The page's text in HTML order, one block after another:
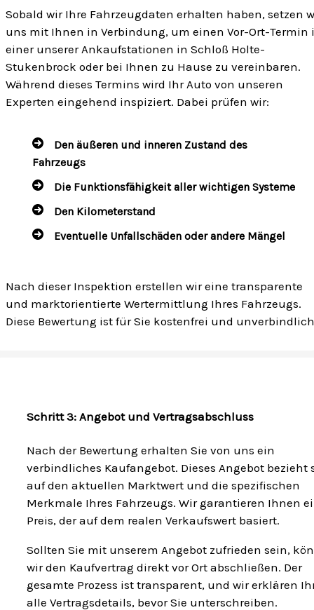
Sobald wir Ihre Fahrzeugdaten erhalten haben, setzen
uns mit Ihnen in Verbindung, um einen Vor-Ort-Termin
einer unserer Ankaufstationen in Schloß Holte-
Stukenbrock oder bei Ihnen zu Hause zu vereinbaren.
Während dieses Termins wird Ihr Auto von unseren
Experten eingehend inspiziert. Dabei prüfen wir:
Den äußeren und inneren Zustand des
Fahrzeugs
Die Funktionsfähigkeit aller wichtigen Systeme
Den Kilometerstand
Eventuelle Unfallschäden oder andere Mängel
Nach dieser Inspektion erstellen wir eine transparente
und marktorientierte Wertermittlung Ihres Fahrzeugs.
Diese Bewertung ist für Sie kostenfrei und
Schritt 3: Angebot und Vertragsabschluss
Nach der Bewertung erhalten Sie von uns ein
verbindliches Kaufangebot. Dieses Angebot bezieht
auf den aktuellen Marktwert und die spezifischen
Merkmale Ihres Fahrzeugs. Wir garantieren Ihnen
Preis, der auf dem realen Verkaufswert basiert.
Sollten Sie mit unserem Angebot zufrieden sein,
wir den Kaufvertrag direkt vor Ort abschließen. Der
gesamte Prozess ist transparent, und wir erklären
alle Vertragsdetails, bevor Sie unterschreiben.